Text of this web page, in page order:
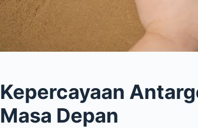
Kepercayaan
Masa Depan